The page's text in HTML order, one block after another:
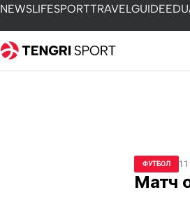
NEWSLIFESPORTTRAVELGUIDEEDU
ФУТБОЛ
Матч